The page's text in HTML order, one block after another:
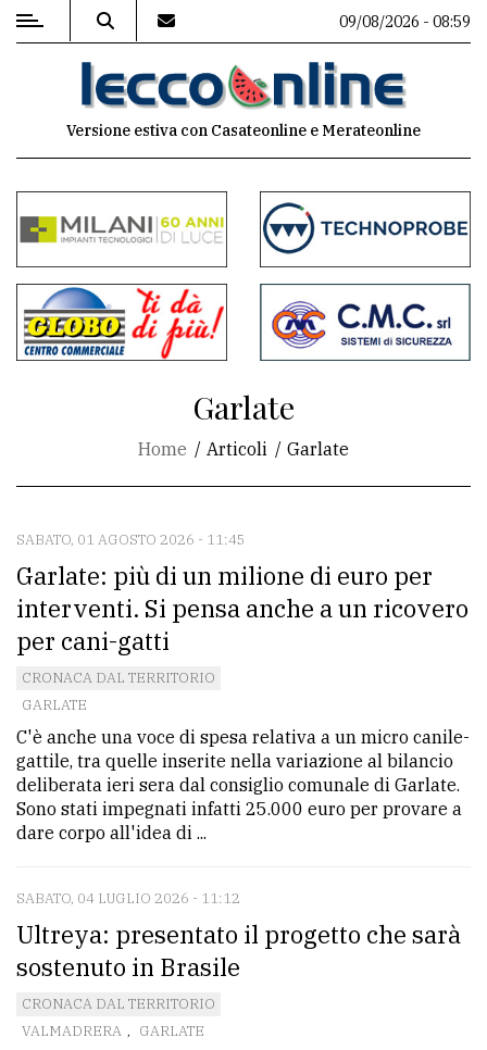
MENU
commenti
Contenuti
del
sito
CONTATTI
La
redazione
Scrivici
Per
la
tua
pubblicità
CERCA
per
comune
Ricerca
avanzata
09/08/2026 - 08:59
Versione estiva con Casateonline e Merateonline
Garlate
Home Articoli Garlate
SABATO, 01 AGOSTO 2026 - 11:45
Garlate: più di un milione di euro per
interventi. Si pensa anche a un ricovero
per cani-gatti
CRONACA DAL TERRITORIO
GARLATE
C'è anche una voce di spesa relativa a un micro canile-
gattile, tra quelle inserite nella variazione al bilancio
deliberata ieri sera dal consiglio comunale di Garlate.
Sono stati impegnati infatti 25.000 euro per provare a
dare corpo all'idea di ...
SABATO, 04 LUGLIO 2026 - 11:12
Ultreya: presentato il progetto che sarà
sostenuto in Brasile
CRONACA DAL TERRITORIO
VALMADRERA , GARLATE